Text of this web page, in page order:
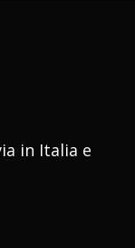
in Italia e